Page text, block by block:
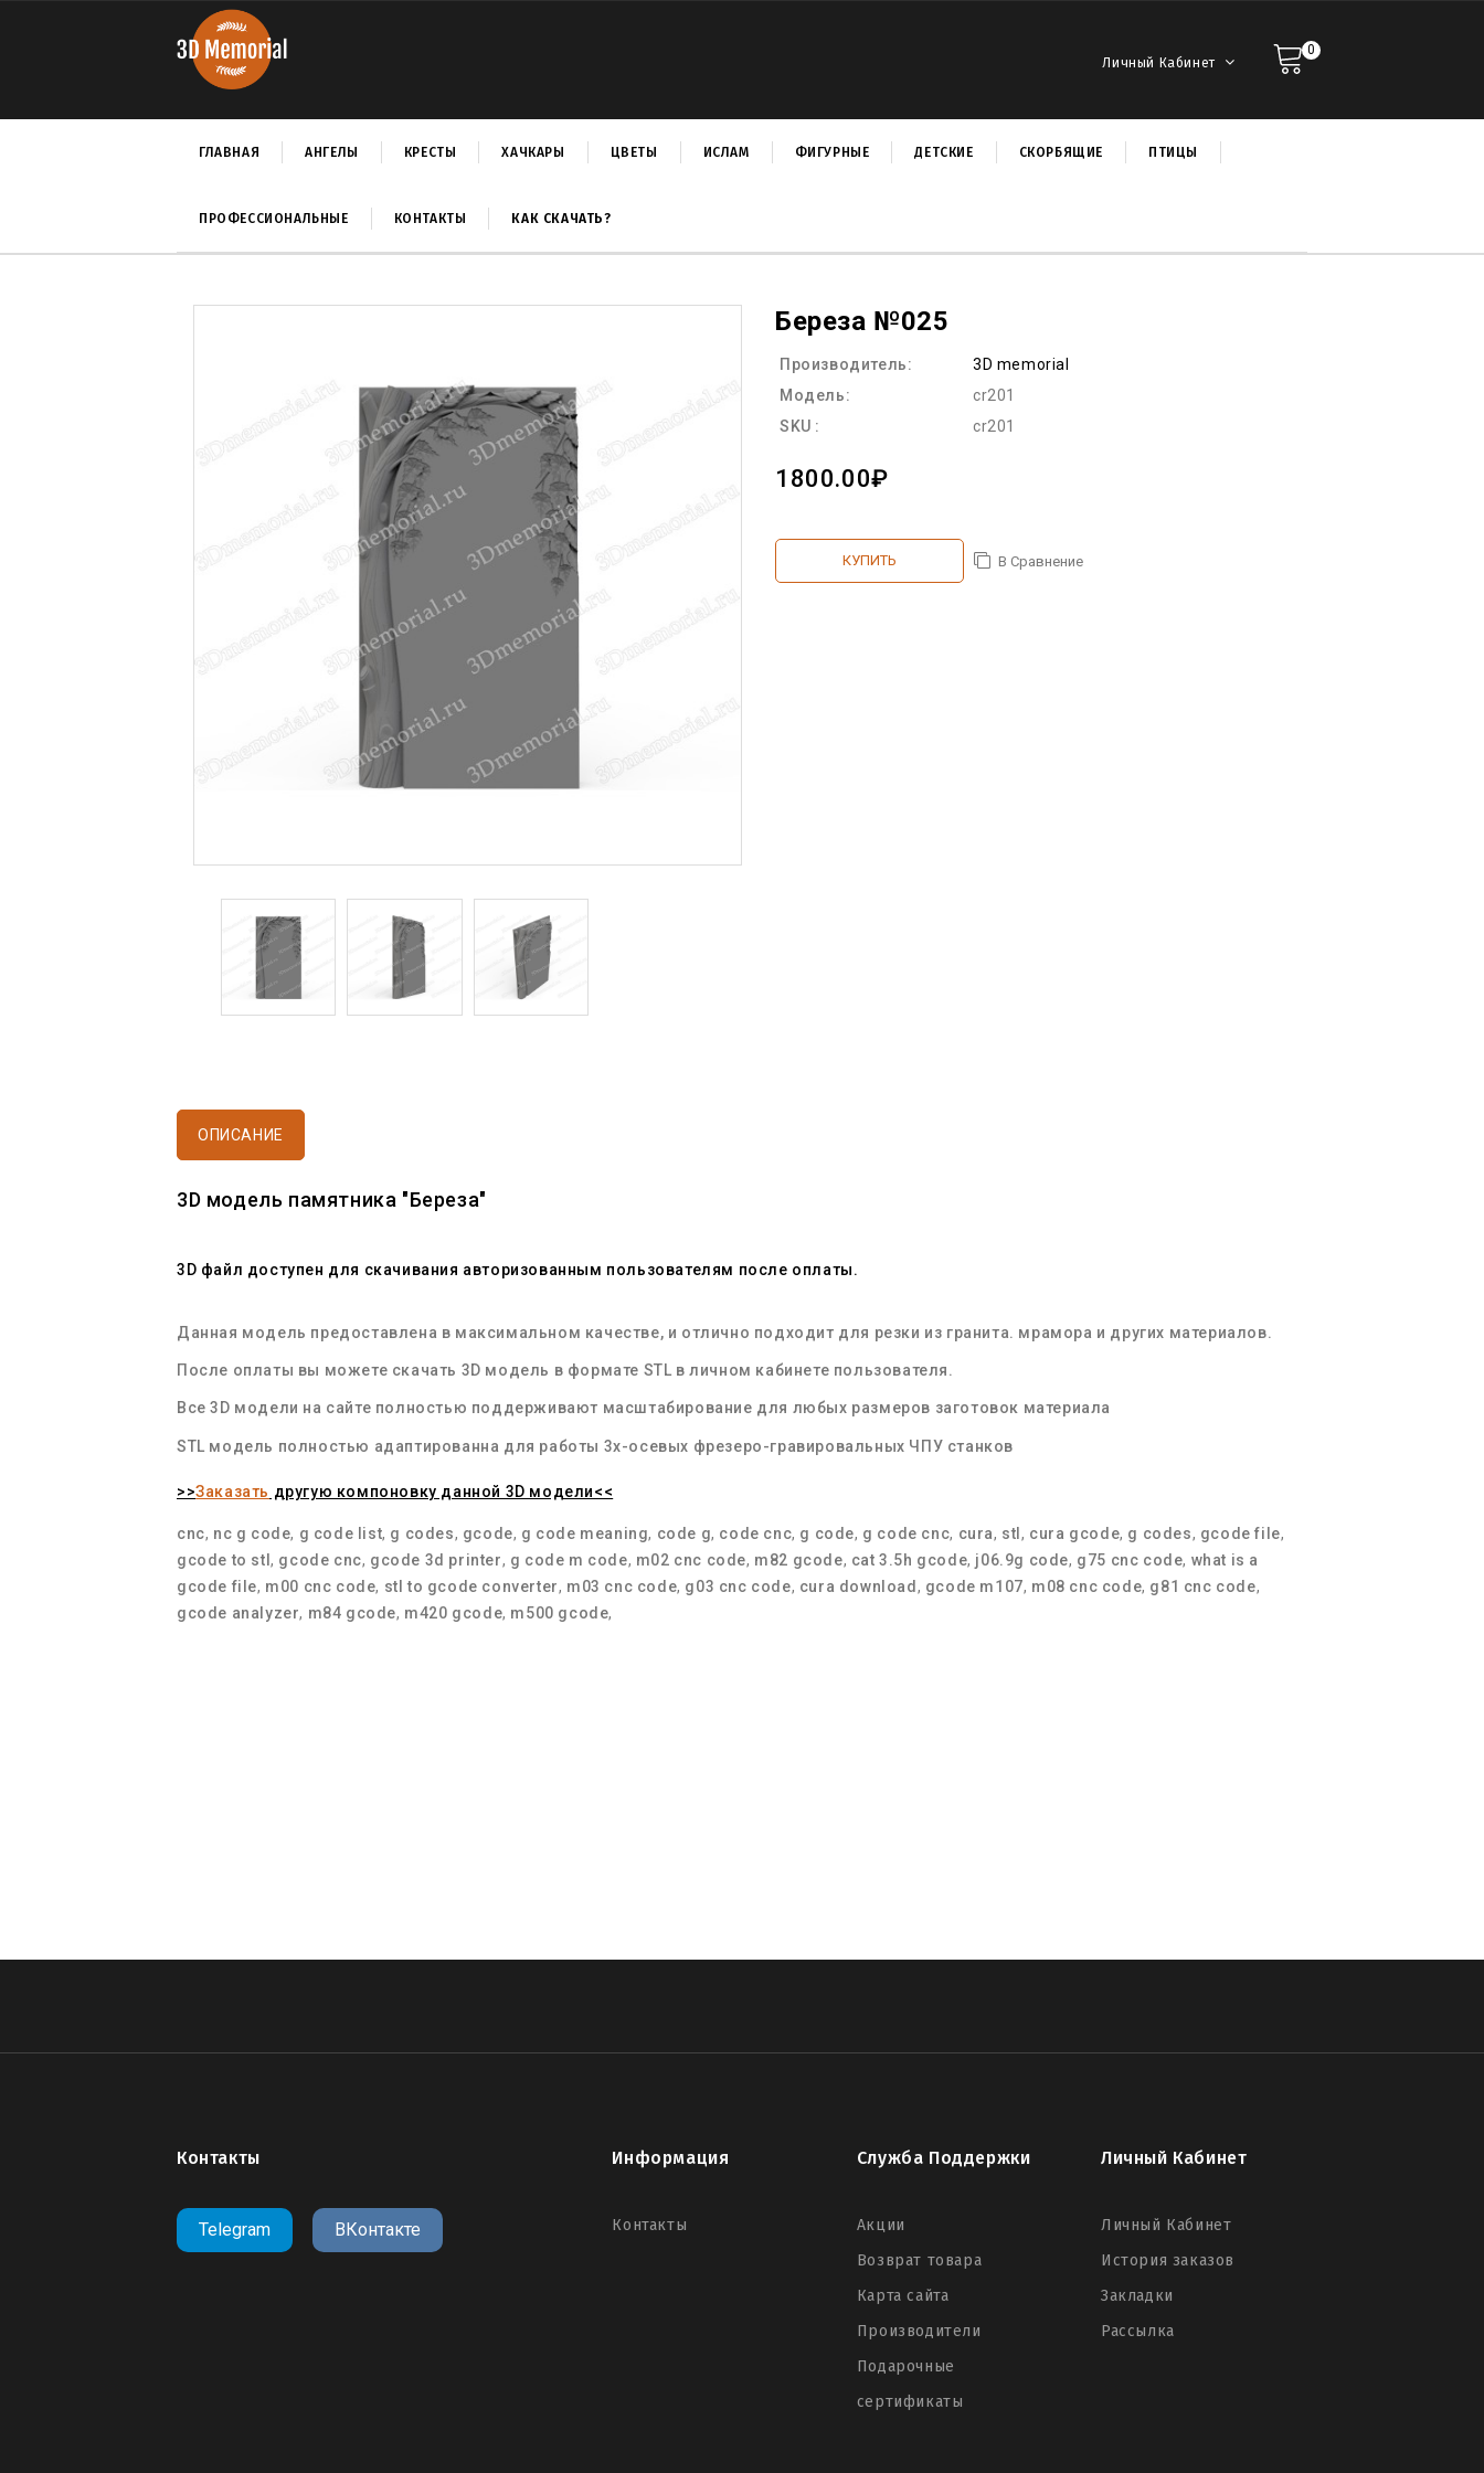
Личный Кабинет
0
ГЛАВНАЯ АНГЕЛЫ КРЕСТЫ ХАЧКАРЫ ЦВЕТЫ ИСЛАМ ФИГУРНЫЕ ДЕТСКИЕ СКОРБЯЩИЕ ПТИЦЫ
ПРОФЕССИОНАЛЬНЫЕ КОНТАКТЫ КАК СКАЧАТЬ?
Береза №025
Производитель:
3D memorial
Модель:
cr201
SKU :
cr201
1800.00₽
КУПИТЬ В Сравнение
ОПИСАНИЕ
3D модель памятника "Береза"
3D файл доступен для скачивания авторизованным пользователям после оплаты.
Данная модель предоставлена в максимальном качестве, и отлично подходит для резки из гранита. мрамора и других материалов.
После оплаты вы можете скачать 3D модель в формате STL в личном кабинете пользователя.
Все3D модели на сайте полностью поддерживают масштабирование для любых размеров заготовок материала
STL модель полностью адаптированна для работы 3х-осевых фрезеро-гравировальных ЧПУ станков
>>Заказать другую компоновку данной 3D модели<<
cnc, nc g code, g code list, g codes, gcode, g code meaning, code g, code cnc, g code, g code cnc, cura, stl , cura gcode, g codes, gcode file,
gcode to stl, gcode cnc, gcode 3d printer, g code m code, m02 cnc code, m82 gcode, cat 3.5h gcode, j06.9g code, g75 cnc code, what is a
gcode file, m00 cnc code, stl to gcode converter, m03 cnc code, g03 cnc code, cura download , gcode m107, m08 cnc code, g81 cnc code,
gcode analyzer, m84 gcode, m420 gcode, m500 gcode,
Контакты
Telegram ВКонтакте
Информация
Контакты
Служба Поддержки
Акции
Возврат товара
Карта сайта
Производители
Подарочные
сертификаты
Личный Кабинет
Личный Кабинет
История заказов
Закладки
Рассылка